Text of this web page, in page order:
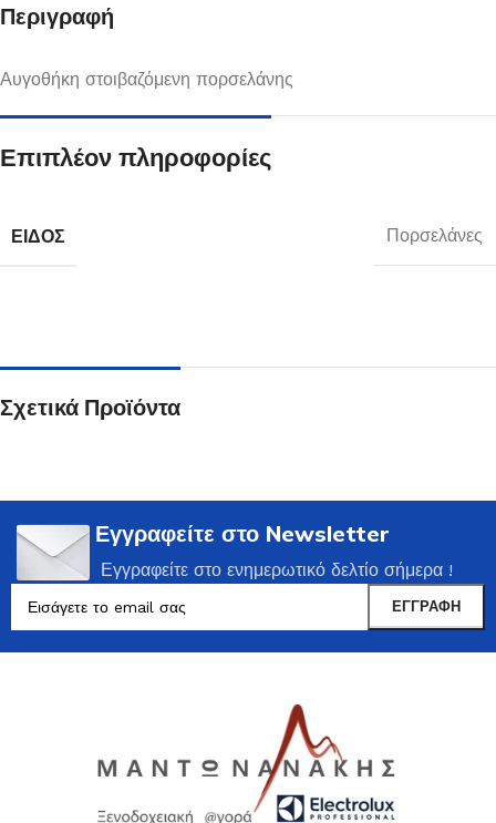
Περιγραφή
Αυγοθήκη στοιβαζόμενη πορσελάνης
Επιπλέον πληροφορίες
ΕΊΔΟΣ Πορσελάνες
Σχετικά Προϊόντα
Εγγραφείτε στο Newsletter
Εγγραφείτε στο ενημερωτικό δελτίο σήμερα !